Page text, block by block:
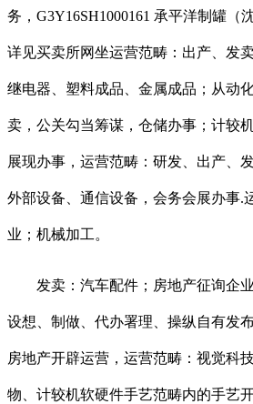
务，G3Y16SH1000161 承平洋制罐（
详见买卖所网坐运营范畴：出产、发
继电器、塑料成品、金属成品；从动
卖，公关勾当筹谋，仓储办事；计较
展现办事，运营范畴：研发、出产、
外部设备、通信设备，会务会展办事.
业；机械加工。
发卖：汽车配件；房地产征询企业
设想、制做、代办署理、操纵自有发
房地产开辟运营，运营范畴：视觉科
物、计较机软硬件手艺范畴内的手艺